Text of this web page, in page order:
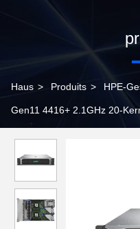
Haus > Produits > HPE-
Gen11 4416+ 2.1GHz 20-